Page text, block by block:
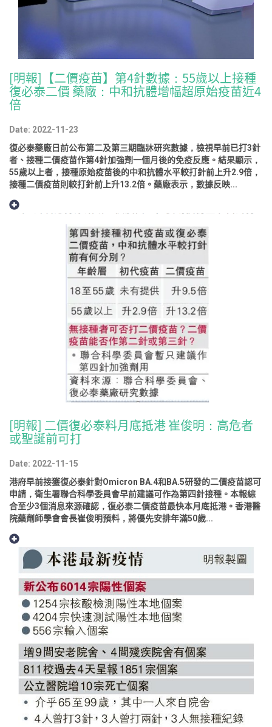
[明報]【二價疫苗】第4針數據：55歲以上接種
復必泰二價 藥廠：中和抗體增幅超原始疫苗近4
倍
Date: 2022-11-23
復必泰藥廠日前公布第二及第三期臨牀研究數據，檢視早前已打3針
者、接種二價疫苗作第4針加強劑一個月後的免疫反應。結果顯示，
55歲以上者，接種原始疫苗後的中和抗體水平較打針前上升2.9倍，
接種二價疫苗則較打針前上升13.2倍。藥廠表示，數據反映...
[明報] 二價復必泰料月底抵港 崔俊明：高危者
或聖誕前可打
Date: 2022-11-15
港府早前接獲復必泰針對Omicron BA.4和BA.5研發的二價疫苗認可
申請，衛生署聯合科學委員會早前建議可作為第四針接種。本報綜
合至少3個消息來源確認，復必泰二價疫苗最快本月底抵港。香港醫
院藥劑師學會會長崔俊明預料，將優先安排年滿50歲...